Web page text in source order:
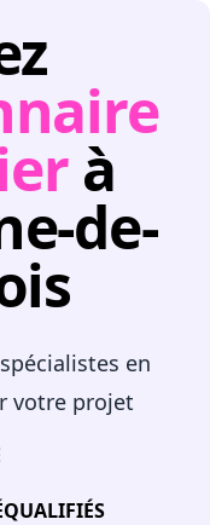
à
de-
en
votre projet